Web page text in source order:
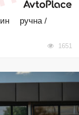
ручна /
1651